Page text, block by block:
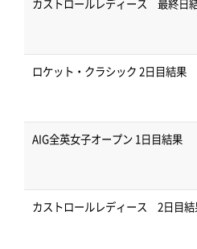
カストロールレディース 最終日
ロケット・クラシック 2日目結果
AIG全英女子オープン 1日目結果
カストロールレディース 2日目結